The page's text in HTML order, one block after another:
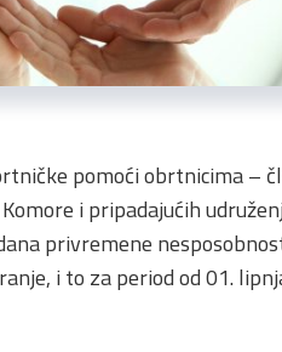
pomoći obrtnicima –
i pripadajućih
privremene
i to za period od 01.